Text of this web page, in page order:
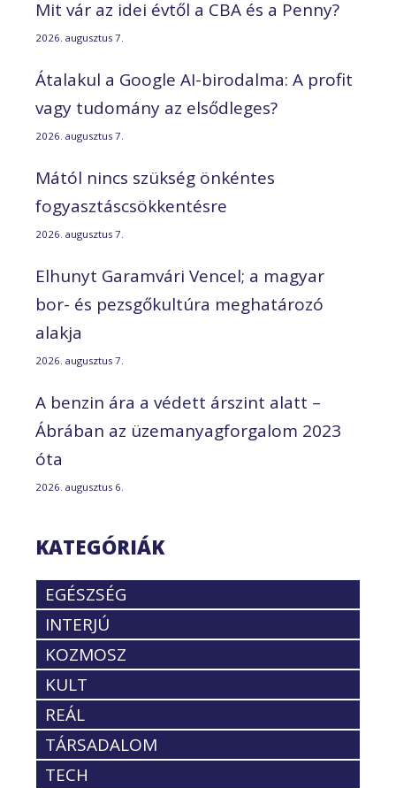
Mit vár az idei évtől a CBA és a Penny?
2026. augusztus 7.
Átalakul a Google AI-birodalma: A profit
vagy tudomány az elsődleges?
2026. augusztus 7.
Mától nincs szükség önkéntes
fogyasztáscsökkentésre
2026. augusztus 7.
Elhunyt Garamvári Vencel; a magyar
bor- és pezsgőkultúra meghatározó
alakja
2026. augusztus 7.
A benzin ára a védett árszint alatt –
Ábrában az üzemanyagforgalom 2023
óta
2026. augusztus 6.
KATEGÓRIÁK
EGÉSZSÉG
INTERJÚ
KOZMOSZ
KULT
REÁL
TÁRSADALOM
TECH